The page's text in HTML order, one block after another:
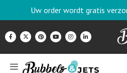
Uw order wordt gratis